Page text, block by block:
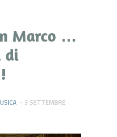
Marco …
di
3 SETTEMBRE